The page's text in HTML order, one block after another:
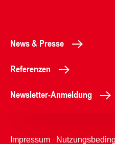
News & Presse
Referenzen
Newsletter-Anmeldung
Impressum